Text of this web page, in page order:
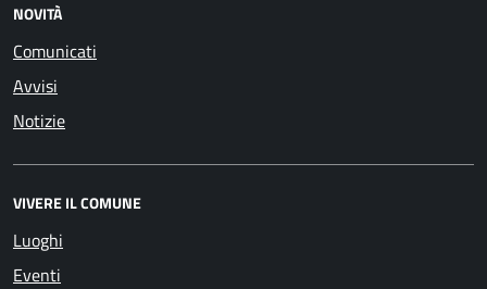
NOVITÀ
Comunicati
Avvisi
Notizie
VIVERE IL COMUNE
Luoghi
Eventi